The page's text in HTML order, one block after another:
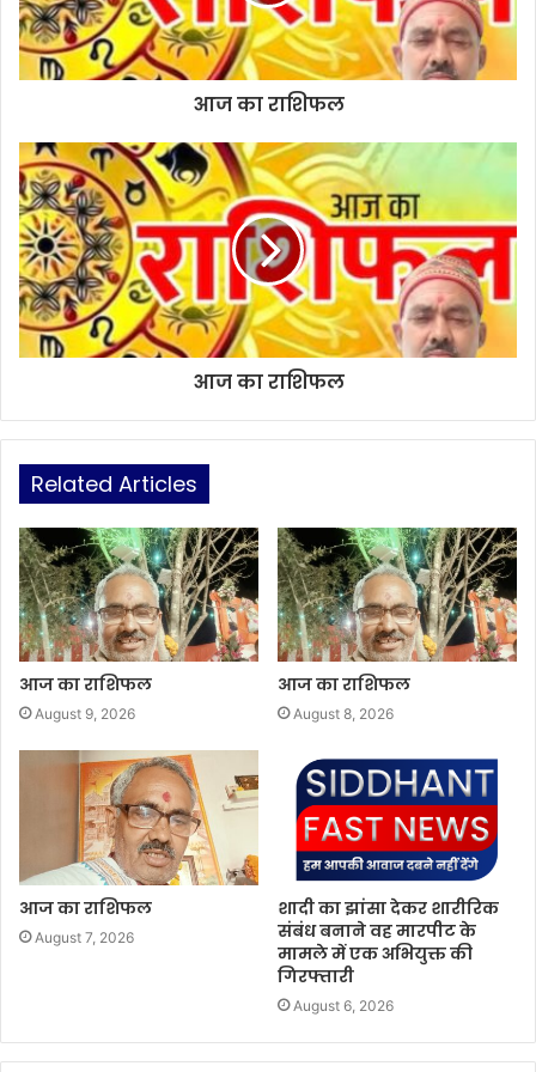
आज का राशिफल
आज का राशिफल
Related Articles
आज का राशिफल
August 9, 2026
आज का राशिफल
August 8, 2026
आज का राशिफल
August 7, 2026
शादी का झांसा देकर शारीरिक
संबंध बनाने वह मारपीट के
मामले में एक अभियुक्त की
गिरफ्तारी
August 6, 2026